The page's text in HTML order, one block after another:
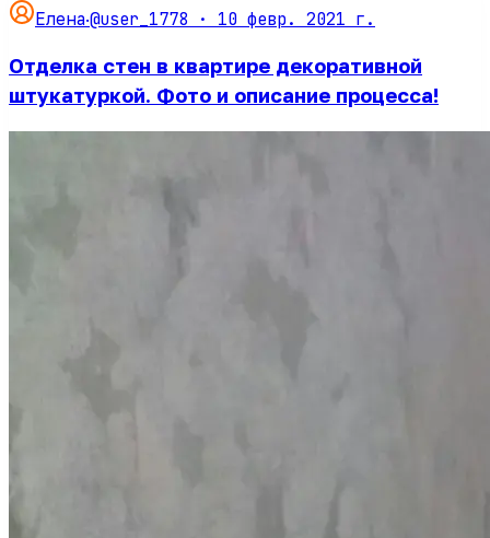
Елена·@user_1778 · 10 февр. 2021 г.
Отделка стен в квартире декоративной
штукатуркой. Фото и описание процесса!